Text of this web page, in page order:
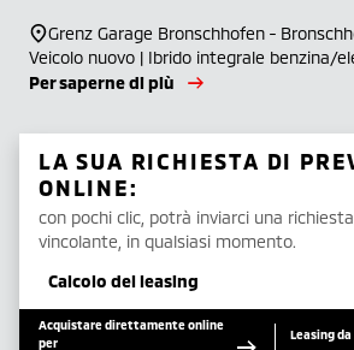
Grenz Garage Bronschhofen -
Veicolo nuovo | Ibrido integrale benzina/
Per saperne di più
LA SUA RICHIESTA DI
ONLINE:
con pochi clic, potrà inviarci una
vincolante, in qualsiasi momento.
Calcolo del leasing
Acquistare direttamente online
per
Leasing da